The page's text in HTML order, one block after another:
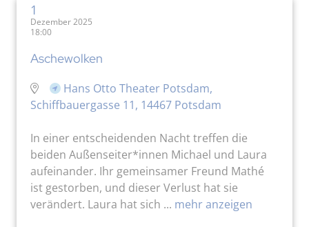
1
Dezember 2025
18:00
Aschewolken
Hans Otto Theater Potsdam,
Schiffbauergasse 11, 14467 Potsdam
In einer entscheidenden Nacht treffen die
beiden Außenseiter*innen Michael und Laura
aufeinander. Ihr gemeinsamer Freund Mathé
ist gestorben, und dieser Verlust hat sie
verändert. Laura hat sich ... mehr anzeigen